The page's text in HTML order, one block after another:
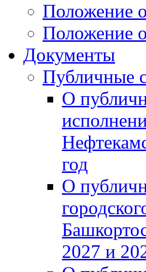
Положение
Положение
Документы
Публичные
О
год
О
2027 и